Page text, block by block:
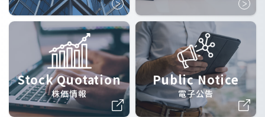
Stock Quotation
株価情報
Public Notice
電子公告